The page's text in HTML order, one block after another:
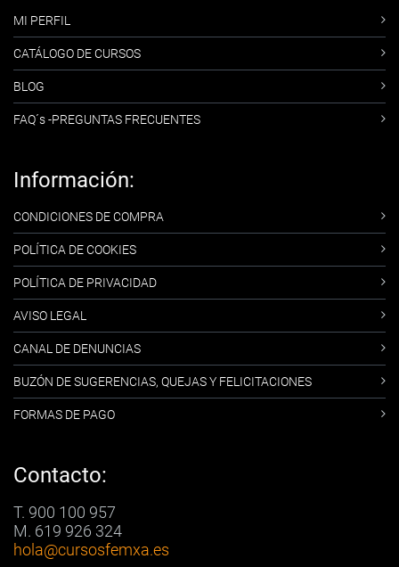
MI PERFIL
CATÁLOGO DE CURSOS
BLOG
FAQ´s -PREGUNTAS FRECUENTES
Información:
CONDICIONES DE COMPRA
POLÍTICA DE COOKIES
POLÍTICA DE PRIVACIDAD
AVISO LEGAL
CANAL DE DENUNCIAS
BUZÓN DE SUGERENCIAS, QUEJAS Y FELICITACIONES
FORMAS DE PAGO
Contacto:
T. 900 100 957
M. 619 926 324
hola@cursosfemxa.es